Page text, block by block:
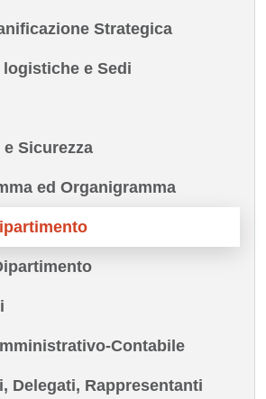
Strategica
e Sedi
Sicurezza
ed Organigramma
Contabile
Delegati, Rappresentanti